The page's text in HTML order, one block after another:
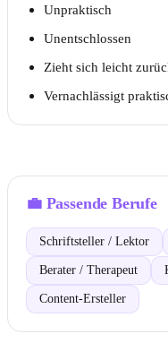
Unpraktisch
Unentschlossen
Zieht sich leicht
Vernachlässigt
💼 Passende Berufe
Schriftsteller / Lektor
Berater / Therapeut
Content-Ersteller